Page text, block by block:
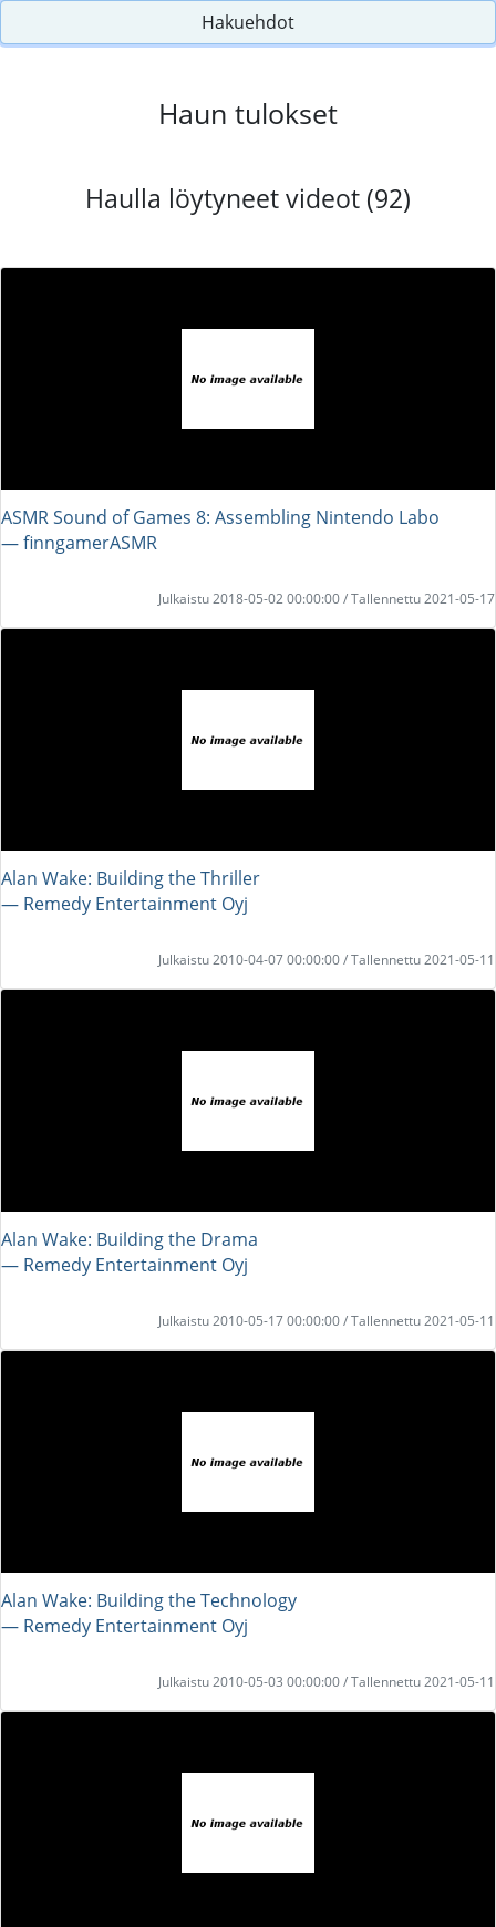
Hakuehdot
Haun tulokset
Haulla löytyneet videot (92)
ASMR Sound of Games 8: Assembling Nintendo Labo
― finngamerASMR
Julkaistu 2018-05-02 00:00:00 / Tallennettu 2021-05-17
Alan Wake: Building the Thriller
― Remedy Entertainment Oyj
Julkaistu 2010-04-07 00:00:00 / Tallennettu 2021-05-11
Alan Wake: Building the Drama
― Remedy Entertainment Oyj
Julkaistu 2010-05-17 00:00:00 / Tallennettu 2021-05-11
Alan Wake: Building the Technology
― Remedy Entertainment Oyj
Julkaistu 2010-05-03 00:00:00 / Tallennettu 2021-05-11